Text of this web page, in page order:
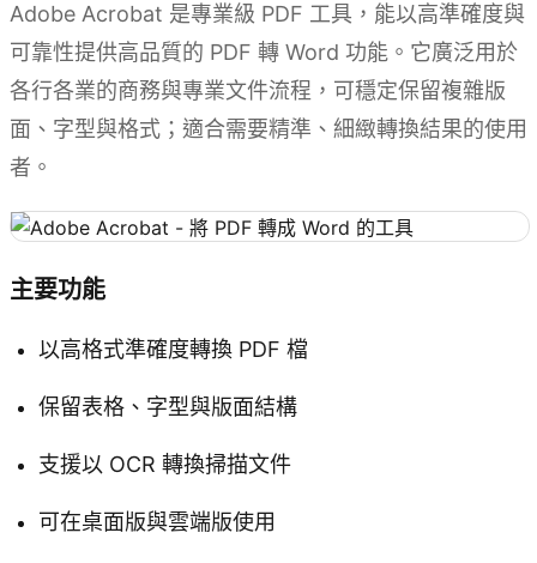
Adobe Acrobat 是專業級 PDF 工具，能以高準確度與
可靠性提供高品質的 PDF 轉 Word 功能。它廣泛用於
各行各業的商務與專業文件流程，可穩定保留複雜版
面、字型與格式；適合需要精準、細緻轉換結果的使用
者。
主要功能
以高格式準確度轉換 PDF 檔
保留表格、字型與版面結構
支援以 OCR 轉換掃描文件
可在桌面版與雲端版使用